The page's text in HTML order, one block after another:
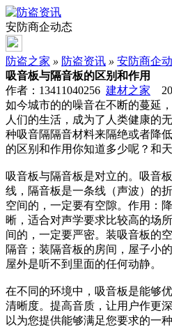
安防商企动态
防盗之家 » 防盗资讯 » 安防商企
吸音板与隔音板的区别和作用
作者：13411040256 建材之家
如今城市的的噪音在不断的蔓延
人们的生活，成为了人类健康的
种吸音隔隔音材料来隔绝或者降
的区别和作用你知道多少呢？和
吸音板与隔音板是对立的。吸音
线，隔音板是一条线（声波）的
空间的，一定要有空隙。作用：
晰，适合对声学要求比较高的场
间的，一定要严密。装吸音板的
隔音；装隔音板的房间，屋子小
屋外是听不到里面的任何动静。
在不同的环境中，吸音板是能够
清晰度。提高音质，让用户作更
以为您提供能够满足您要求的一